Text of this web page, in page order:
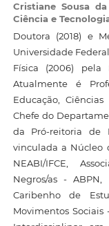
Cristiane Sousa da
Ciência e
Doutora (2018) e
Universidade
Física (2006) pela
Atualmente é
Educação,
Chefe do
da Pró-reitoria de
vinculada a Núcleo
NEABI/IFCE,
Negros/as -
Caribenho de
Movimentos